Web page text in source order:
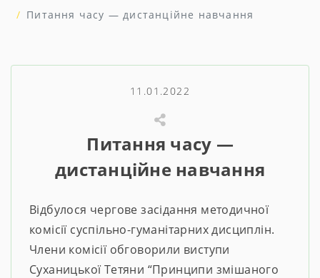
Питання часу — дистанційне навчання
11.01.2022
Питання часу —
дистанційне навчання
Відбулося чергове засідання методичної
комісії суспільно-гуманітарних дисциплін.
Члени комісії обговорили виступи
Суханицької Тетяни “Принципи змішаного